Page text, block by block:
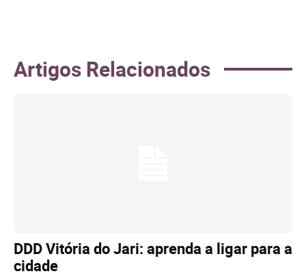
Artigos Relacionados
DDD Vitória do Jari: aprenda a ligar para a
cidade